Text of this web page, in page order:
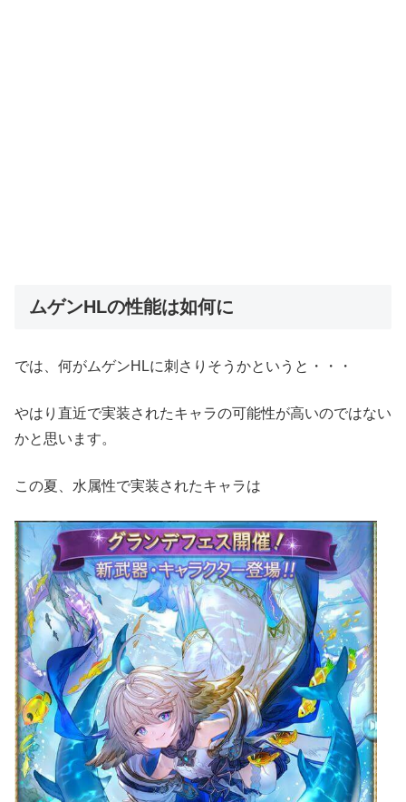
ムゲンHLの性能は如何に
では、何がムゲンHLに刺さりそうかというと・・・
やはり直近で実装されたキャラの可能性が高いのではない
かと思います。
この夏、水属性で実装されたキャラは